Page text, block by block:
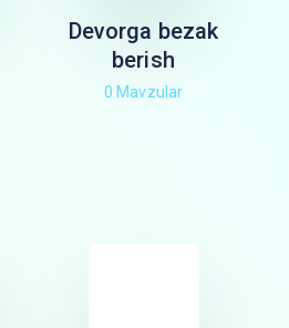
Devorga bezak
berish
0 Mavzular